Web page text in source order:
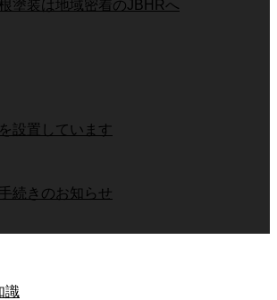
塗装は地域密着のJBHRへ
設置しています
続きのお知らせ
識